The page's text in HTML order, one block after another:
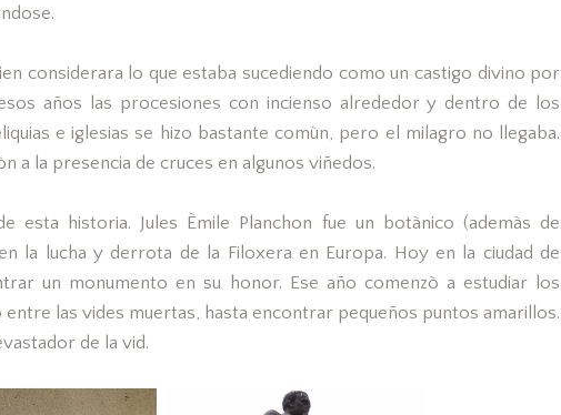
considerara lo que estaba sucediendo como un castigo divino por
años las procesiones con incienso alrededor y dentro de los
e iglesias se hizo bastante comùn, pero el milagro no llegaba.
a la presencia de cruces en algunos viñedos.
esta historia. Jules Èmile Planchon fue un botànico (ademàs de
la lucha y derrota de la Filoxera en Europa. Hoy en la ciudad de
un monumento en su honor. Ese año comenzò a estudiar los
las vides muertas, hasta encontrar pequeños puntos amarillos.
de la vid.